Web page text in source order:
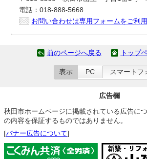
電話：018-888-5668
お問い合わせは専用フォームをご利用
前のページへ戻る トップ
表示 PC スマートフ
広告欄
秋田市ホームページに掲載されている広告に
の内容を保証するものではありません。
[バナー広告について]